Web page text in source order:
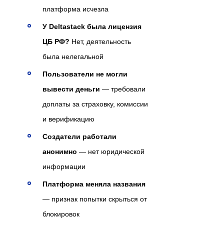
платформа исчезла
У Deltastack была лицензия
ЦБ РФ? Нет, деятельность
была нелегальной
Пользователи не могли
вывести деньги — требовали
доплаты за страховку, комиссии
и верификацию
Создатели работали
анонимно — нет юридической
информации
Платформа меняла названия
— признак попытки скрыться от
блокировок